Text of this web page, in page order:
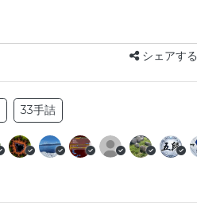
シェアする
33手詰